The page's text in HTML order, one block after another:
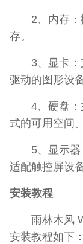
2、内存：
存。
3、显卡：
驱动的图形设备
4、硬盘：
式的可用空间。
5、显示器
适配触控屏设备
安装教程
雨林木风
安装教程如下：